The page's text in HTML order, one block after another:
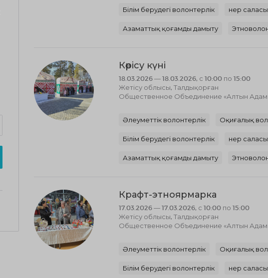
Білім берудегі волонтерлік Өнер
Азаматтық қоғамды дамыту
Көрісу күні
18.03.2026 — 18.03.2026, с 10:00 по 15:00
Жетісу облысы, Талдықорған
Общественное Объединение «Алтын Адам
Әлеуметтік волонтерлік Оқиғалық
Білім берудегі волонтерлік Өнер
Азаматтық қоғамды дамыту
Крафт-этноярмарка
17.03.2026 — 17.03.2026, с 10:00 по 15:00
Жетісу облысы, Талдықорған
Общественное Объединение «Алтын Адам
Әлеуметтік волонтерлік Оқиғалық
Білім берудегі волонтерлік Өнер